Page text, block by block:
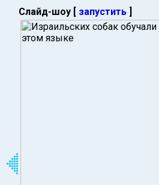
Слайд-шоу [ запустить ]